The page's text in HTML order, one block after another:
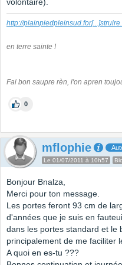
volontaire).
http://plainpiedpleinsud.for[...]
en terre sainte !
Fai bon saupre rèn, l'on apren
0
mflophie
Le 01/07/2011 à 10h57
Bonjour Bnalza,
Merci pour ton message.
Les portes feront 93 cm de
d'années que je suis en
dans les portes standard et le
principalement de me faciliter
A quoi en es-tu ???